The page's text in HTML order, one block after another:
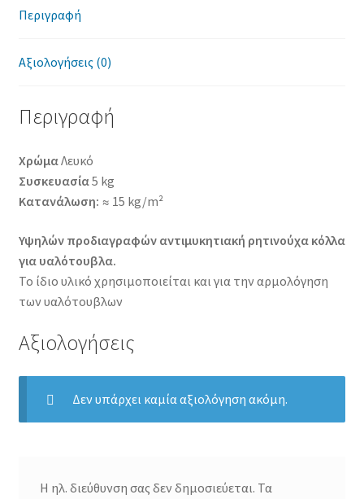
Περιγραφή
Αξιολογήσεις (0)
Περιγραφή
ΧρώμαΛευκό
Συσκευασία5 kg
Κατανάλωση: ≈ 15 kg/m²
Υψηλών προδιαγραφών αντιμυκητιακή ρητινούχα κόλλα
για υαλότουβλα.
Το ίδιο υλικό χρησιμοποιείται και για την αρμολόγηση
των υαλότουβλων
Αξιολογήσεις
Δεν υπάρχει καμία αξιολόγηση ακόμη.
Η ηλ. διεύθυνση σας δεν δημοσιεύεται. Τα